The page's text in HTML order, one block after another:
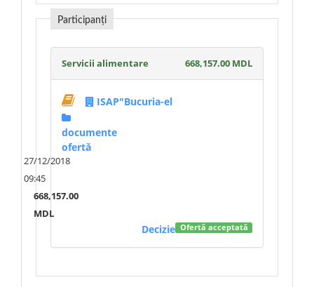
Participanți
Servicii alimentare 668,157.00 MDL
ISAP"Bucuria-el
documente
ofertă
27/12/2018
09:45
668,157.00
MDL
Ofertă acceptată
Decizie